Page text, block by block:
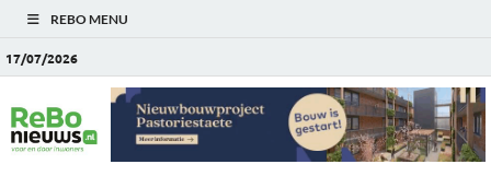
REBO MENU
17/07/2026